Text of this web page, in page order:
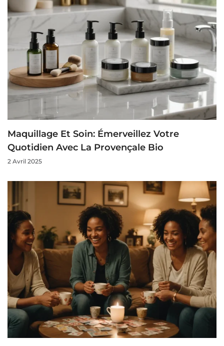
Maquillage Et Soin: Émerveillez Votre
Quotidien Avec La Provençale Bio
2 Avril 2025